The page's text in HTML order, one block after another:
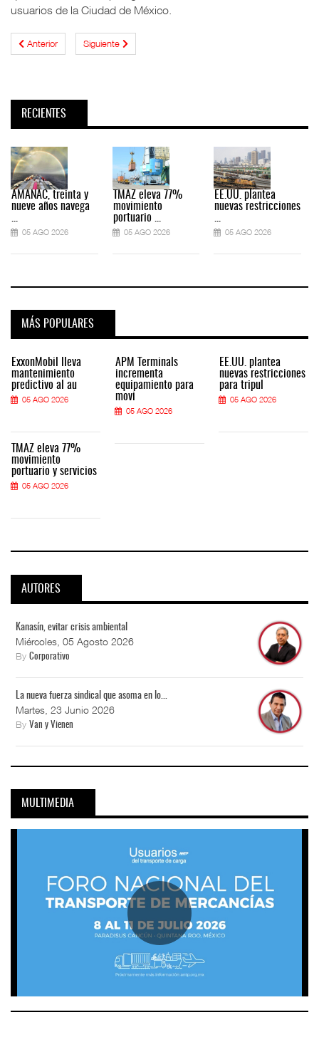
usuarios de la Ciudad de México.
Anterior Siguiente
RECIENTES
AMANAC, treinta y
nueve años navega
05 AGO 2026
TMAZ eleva 77%
movimiento
portuario ...
05 AGO 2026
EE.UU. plantea
nuevas restricciones
05 AGO 2026
MÁS POPULARES
ExxonMobil lleva
mantenimiento
predictivo al au
05 AGO 2026
TMAZ eleva 77%
movimiento
portuario y servicios
05 AGO 2026
APM Terminals
incrementa
equipamiento para
movi
05 AGO 2026
EE.UU. plantea
nuevas restricciones
para tripul
05 AGO 2026
AUTORES
Kanasín, evitar crisis ambiental
Miércoles, 05 Agosto 2026
By Corporativo
La nueva fuerza sindical que asoma en lo...
Martes, 23 Junio 2026
By Van y Vienen
MULTIMEDIA